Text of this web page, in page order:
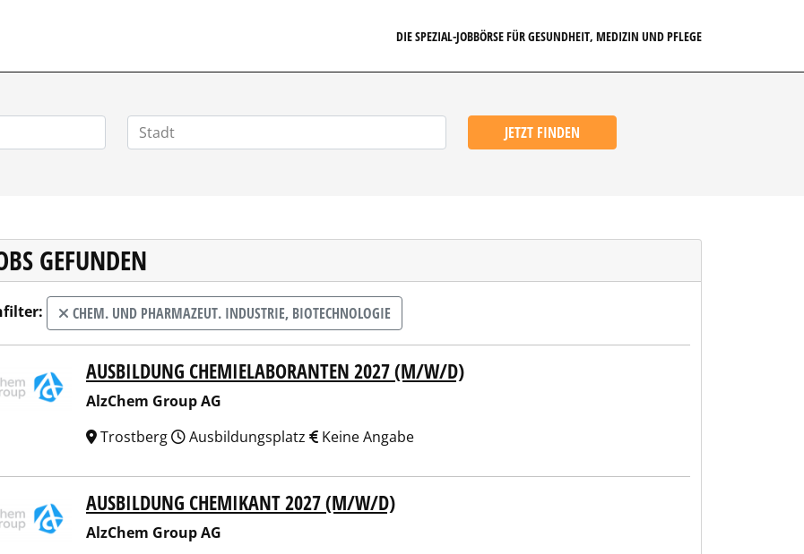
DIE SPEZIAL-JOBBÖRSE FÜR GESUNDHEIT, MEDIZIN UND PFLEGE
JETZT FINDEN
GEFUNDEN
CHEM. UND PHARMAZEUT. INDUSTRIE, BIOTECHNOLOGIE
Group AGAUSBILDUNG CHEMIELABORANTEN 2027 (M/W/D)
AlzChem Group AG
Trostberg
Ausbildungsplatz Keine Angabe
Group AGAUSBILDUNG CHEMIKANT 2027 (M/W/D)
AlzChem Group AG